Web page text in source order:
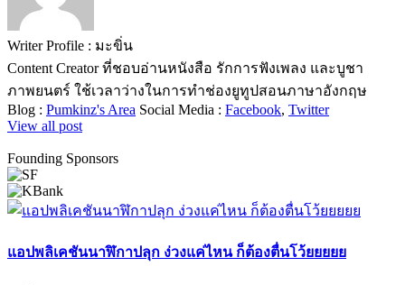
Writer Profile : มะขิ่น
Content Creator ที่ชอบอ่านหนังสือ รักการฟังเพลง และบูชา
ภาพยนตร์ ใช้เวลาว่างในการทำช่องยูทูปสอนภาษาอังกฤษ
Blog : Pumkinz's Area Social Media : Facebook, Twitter
View all post
Founding Sponsors
แอปพลิเคชันนาฬิกาปลุก ง่วงแค่ไหน ก็ต้องตื่นโว้ยยยยย